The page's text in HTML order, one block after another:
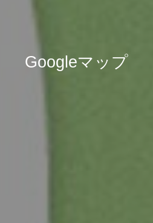
Googleマップ